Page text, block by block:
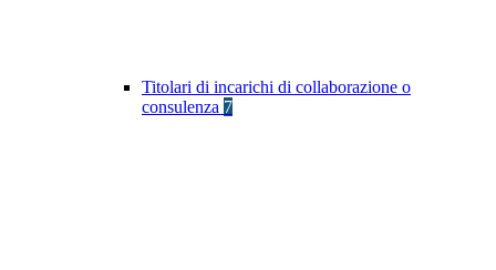
Titolari di incarichi di collaborazione o
consulenza 7